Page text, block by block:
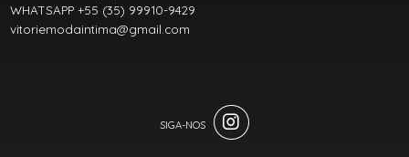
WHATSAPP +55 (35) 99910-9429
vitoriemodaintima@gmail.com